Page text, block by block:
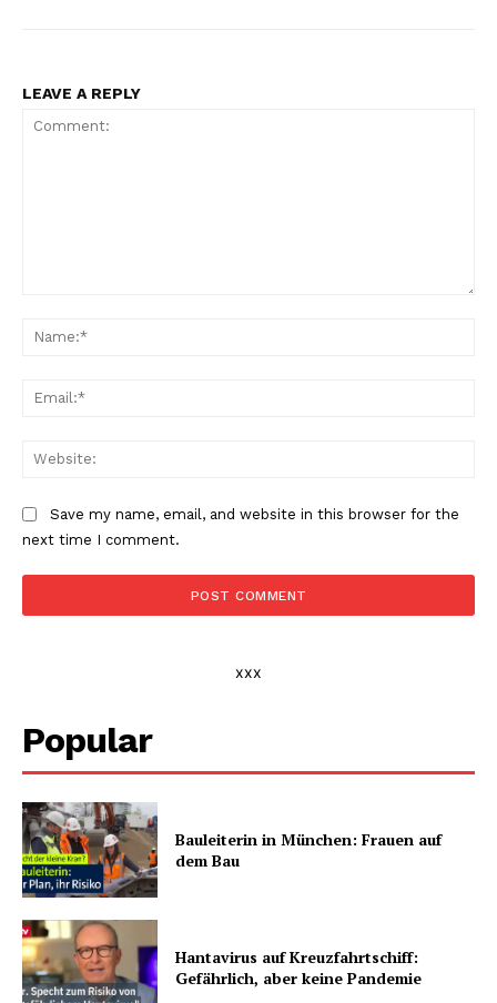
LEAVE A REPLY
Save my name, email, and website in this browser for the
next time I comment.
xxx
Popular
Bauleiterin in München: Frauen auf
dem Bau
Hantavirus auf Kreuzfahrtschiff:
Gefährlich, aber keine Pandemie